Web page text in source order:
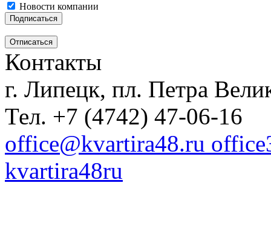
Новости компании
Контакты
г. Липецк, пл. Петра
Тел. +7 (4742) 47-06-16
office@kvartira48.ru
kvartira48ru